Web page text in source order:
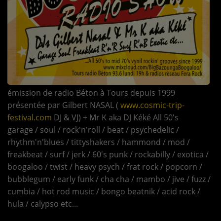
TOUS LES PODCASTS
LA RADIO
C'EST QUOI CETTE RADIO ?
LES ATELIERS PÉDAGOGIQUES
COMMUNIQUEZ SUR OUEST
TRACK
LA BOUTIQUE
PARTICIPEZ
LE T'CHAT
LES JEUX-CONCOURS
émission de radio Béton à Tours depuis 1999
présentée par Gilbert NASAL ( www.cosmic-trip-
festival.com DJ & VJ) + Mr K aka DJ Kéké All 50's
garage / soul / rock'n'roll / beat / psychedelic /
rhythm'n'blues / tittyshakers / hammond / mod /
freakbeat / surf / jerk / 60's punk / rockabilly / exotica /
boogaloo / twist / heavy psych / frat rock / popcorn /
bubblegum / early funk / cha cha / mambo / jive / fuzz /
cumbia / hot rod music / bongo beatnik / acid rock /
hula / calypso etc...